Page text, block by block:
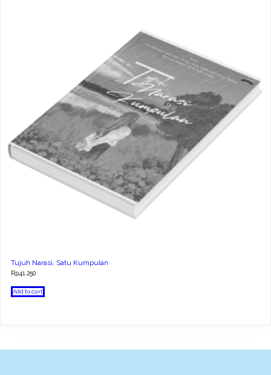
Tujuh Narasi, Satu Kumpulan
Rp41.250
Add to cart